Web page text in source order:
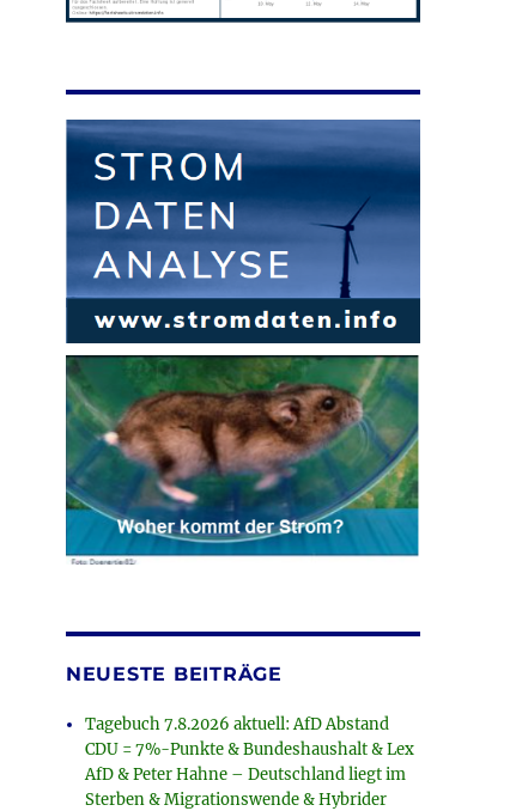
NEUESTE BEITRÄGE
Tagebuch 7.8.2026 aktuell: AfD Abstand
CDU = 7%-Punkte & Bundeshaushalt & Lex
AfD & Peter Hahne – Deutschland liegt im
Sterben & Migrationswende & Hybrider